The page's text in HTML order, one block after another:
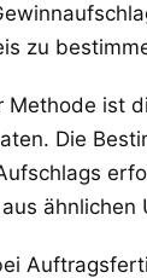
zu
Methode ist
Die
ähnlichen